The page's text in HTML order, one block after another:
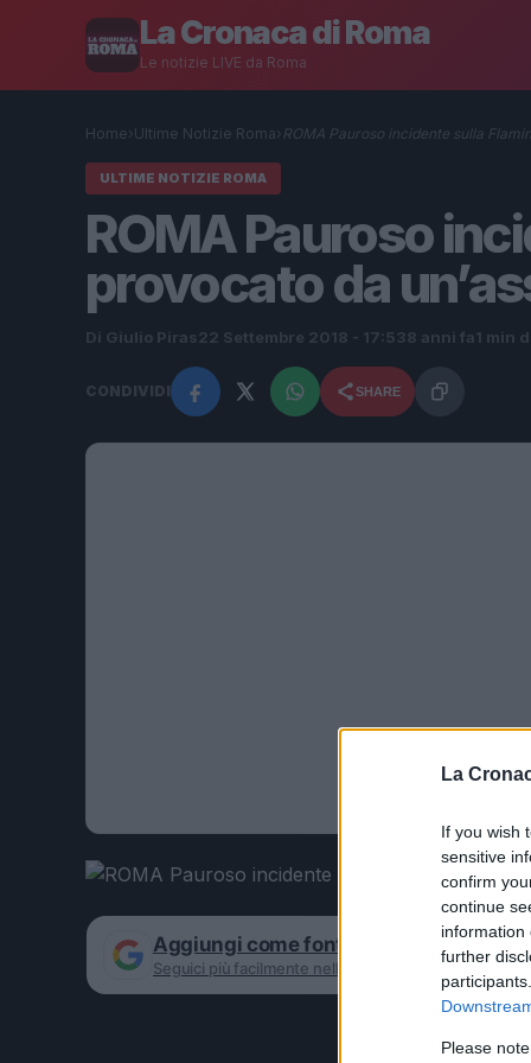
La
If you wish
sensitive
confirm
continue
information
further
Please
La Cronaca di Roma
Le notizie LIVE da Roma
Home› Ultime Notizie Roma› ROMA Pauroso incidente sulla
ULTIME NOTIZIE ROMA
ROMA Pauroso
provocato da
Di Giulio Piras22 Settembre 2018 - 17:538 anni fa 1 min
CONDIVIDI SHARE
Aggiungi come fonte preferita su
Seguici più facilmente nelle notizie consigliate